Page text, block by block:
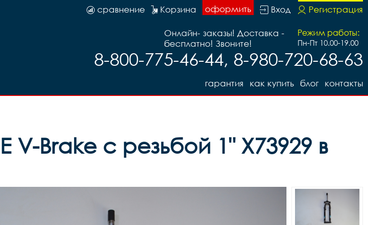
Регистрация
Вход
оформить
Корзина
сравнение
Режим работы:
Пн-Пт 10.00-19.00
Онлайн- заказы! Доставка -
бесплатно! Звоните!
8-800-775-46-44, 8-980-720-68-63
контакты
блог
как купить
гарантия
V-Brake с резьбой 1" X73929 в